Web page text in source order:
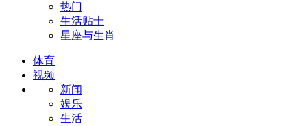
热门
生活贴士
星座与生肖
体育
视频
新闻
娱乐
生活